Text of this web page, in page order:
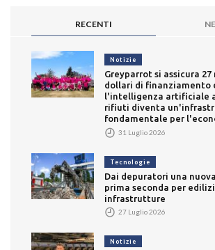
RECENTI
Notizie
Greyparrot si assicura
dollari di finanziamento
l'intelligenza artificiale
rifiuti diventa
fondamentale per
31 Luglio 2026
Tecnologie
Dai depuratori una
prima seconda per
infrastrutture
27 Luglio 2026
Notizie